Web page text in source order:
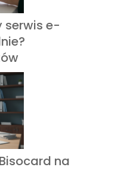
serwis e-
na